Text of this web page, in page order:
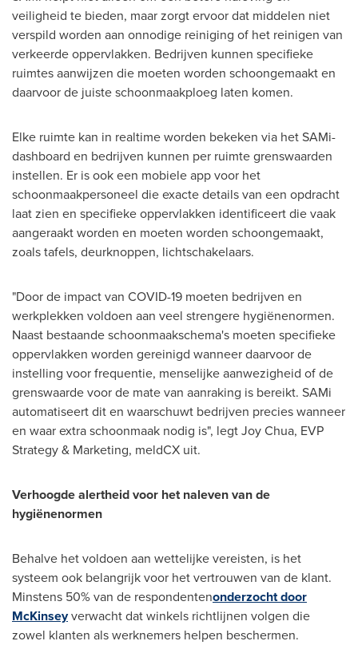
veiligheid te bieden, maar zorgt ervoor dat middelen niet
verspild worden aan onnodige reiniging of het reinigen van
verkeerde oppervlakken. Bedrijven kunnen specifieke
ruimtes aanwijzen die moeten worden schoongemaakt en
daarvoor de juiste schoonmaakploeg laten komen.
Elke ruimte kan in realtime worden bekeken via het SAMi-
dashboard en bedrijven kunnen per ruimte grenswaarden
instellen. Er is ook een mobiele app voor het
schoonmaakpersoneel die exacte details van een opdracht
laat zien en specifieke oppervlakken identificeert die vaak
aangeraakt worden en moeten worden schoongemaakt,
zoals tafels, deurknoppen, lichtschakelaars.
"Door de impact van COVID-19 moeten bedrijven en
werkplekken voldoen aan veel strengere hygiënenormen.
Naast bestaande schoonmaakschema's moeten specifieke
oppervlakken worden gereinigd wanneer daarvoor de
instelling voor frequentie, menselijke aanwezigheid of de
grenswaarde voor de mate van aanraking is bereikt. SAMi
automatiseert dit en waarschuwt bedrijven precies wanneer
en waar extra schoonmaak nodig is", legtJoy Chua, EVP
Strategy & Marketing, meldCX uit.
Verhoogde alertheid voor het naleven van de
hygiënenormen
Behalve het voldoen aan wettelijke vereisten, is het
systeem ook belangrijk voor het vertrouwen van de klant.
Minstens 50% van de respondentenonderzocht door
McKinseyverwacht dat winkels richtlijnen volgen die
zowel klanten als werknemers helpen beschermen.